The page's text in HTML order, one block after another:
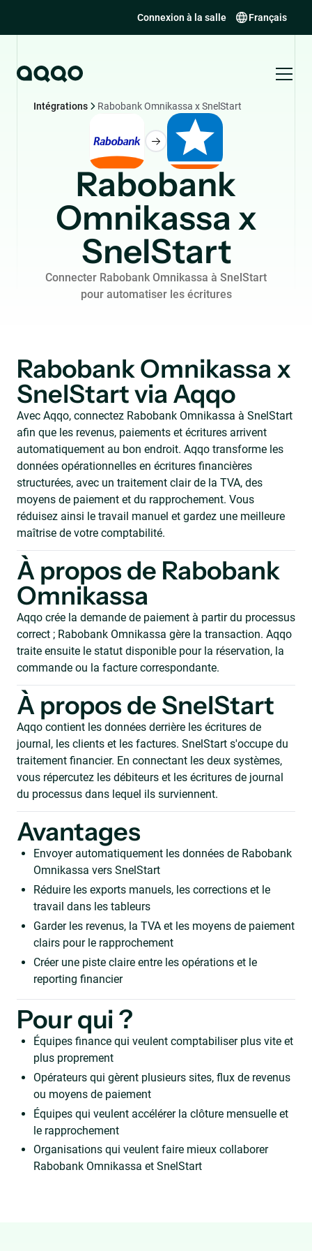
Connexion à la salle Français
Intégrations Rabobank Omnikassa x SnelStart
Rabobank
Omnikassa x
SnelStart
Connecter Rabobank Omnikassa à SnelStart
pour automatiser les écritures
Rabobank Omnikassa x
SnelStart via Aqqo
Avec Aqqo, connectez Rabobank Omnikassa à SnelStart
afin que les revenus, paiements et écritures arrivent
automatiquement au bon endroit. Aqqo transforme les
données opérationnelles en écritures financières
structurées, avec un traitement clair de la TVA, des
moyens de paiement et du rapprochement. Vous
réduisez ainsi le travail manuel et gardez une meilleure
maîtrise de votre comptabilité.
À propos de Rabobank
Omnikassa
Aqqo crée la demande de paiement à partir du processus
correct ; Rabobank Omnikassa gère la transaction. Aqqo
traite ensuite le statut disponible pour la réservation, la
commande ou la facture correspondante.
À propos de SnelStart
Aqqo contient les données derrière les écritures de
journal, les clients et les factures. SnelStart s'occupe du
traitement financier. En connectant les deux systèmes,
vous répercutez les débiteurs et les écritures de journal
du processus dans lequel ils surviennent.
Avantages
Envoyer automatiquement les données de Rabobank
Omnikassa vers SnelStart
Réduire les exports manuels, les corrections et le
travail dans les tableurs
Garder les revenus, la TVA et les moyens de paiement
clairs pour le rapprochement
Créer une piste claire entre les opérations et le
reporting financier
Pour qui ?
Équipes finance qui veulent comptabiliser plus vite et
plus proprement
Opérateurs qui gèrent plusieurs sites, flux de revenus
ou moyens de paiement
Équipes qui veulent accélérer la clôture mensuelle et
le rapprochement
Organisations qui veulent faire mieux collaborer
Rabobank Omnikassa et SnelStart